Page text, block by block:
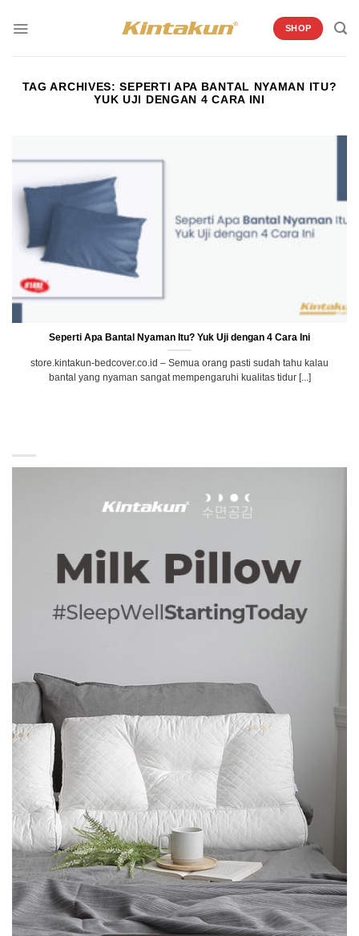
SHOP
TAG ARCHIVES:SEPERTI APA BANTAL NYAMAN ITU?
YUK UJI DENGAN 4 CARA INI
Seperti Apa Bantal Nyaman Itu? Yuk Uji dengan 4 Cara Ini
store.kintakun-bedcover.co.id – Semua orang pasti sudah tahu kalau
bantal yang nyaman sangat mempengaruhi kualitas tidur [...]